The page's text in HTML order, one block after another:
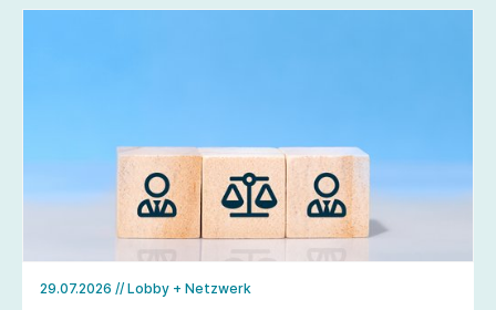
29.07.2026 // Lobby + Netzwerk